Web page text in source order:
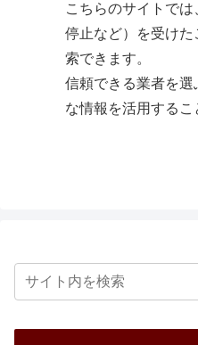
こちらのサイトで
停止など）を受け
索できます。
信頼できる業者を
な情報を活用するこ